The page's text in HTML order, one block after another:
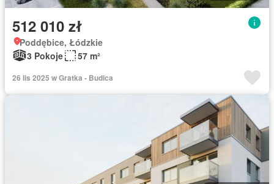
512 010 zł
Poddębice, Łódzkie
3 Pokoje
57 m²
26 lis 2025 w Gratka - Budica